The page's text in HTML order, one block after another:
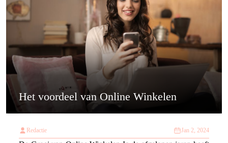
Het voordeel van Online Winkelen
Redactie Jan 2, 2024